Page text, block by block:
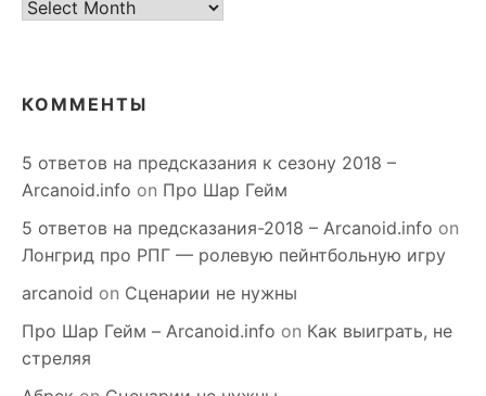
старое
КОММЕНТЫ
5 ответов на предсказания к сезону 2018 –
Arcanoid.info on Про Шар Гейм
5 ответов на предсказания-2018 – Arcanoid.info on
Лонгрид про РПГ — ролевую пейнтбольную игру
arcanoid on Сценарии не нужны
Про Шар Гейм – Arcanoid.info on Как выиграть, не
стреляя